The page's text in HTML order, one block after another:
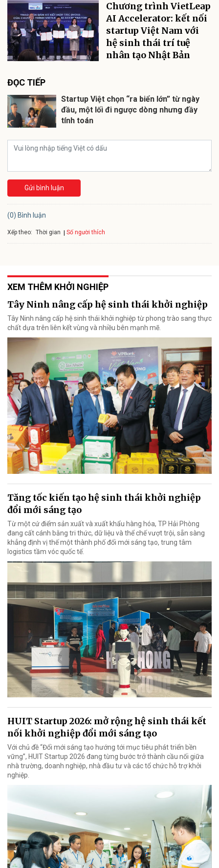
Chương trình VietLeap
AI Accelerator: kết nối
startup Việt Nam với
hệ sinh thái trí tuệ
nhân tạo Nhật Bản
ĐỌC TIẾP
Startup Việt chọn “ra biển lớn” từ ngày
đầu, một lối đi ngược dòng nhưng đầy
tính toán
Gửi bình luận
(0) Bình luận
Xếp theo: Thời gian Số người thích
XEM THÊM KHỞI NGHIỆP
Tây Ninh nâng cấp hệ sinh thái khởi nghiệp
Tây Ninh nâng cấp hệ sinh thái khởi nghiệp từ phong trào sang thực
chất dựa trên liên kết vùng và nhiều bên mạnh mẽ.
Tăng tốc kiến tạo hệ sinh thái khởi nghiệp
đổi mới sáng tạo
Từ một cứ điểm sản xuất và xuất khẩu hàng hóa, TP Hải Phòng
đang cất cánh bằng tri thức, dữ liệu và thể chế vượt trội, sẵn sàng
khẳng định vị thế một thành phố đổi mới sáng tạo, trung tâm
logistics tầm vóc quốc tế.
HUIT Startup 2026: mở rộng hệ sinh thái kết
nối khởi nghiệp đổi mới sáng tạo
Với chủ đề “Đổi mới sáng tạo hướng tới mục tiêu phát triển bền
vững”, HUIT Startup 2026 đang từng bước trở thành cầu nối giữa
nhà trường, doanh nghiệp, nhà đầu tư và các tổ chức hỗ trợ khởi
nghiệp.